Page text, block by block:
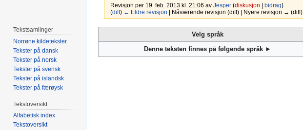
Revisjon per 19. feb. 2013 kl. 21:06 av Jesper (diskusjon bidrag)
(diff) ← Eldre revisjon | Nåværende revisjon (diff) | Nyere revisjon → (diff)
til
til
Velg språk
Denne teksten finnes på følgende språk ►
Tekstsamlinger
Norrøne kildetekster
Tekster på dansk
Tekster på norsk
Tekster på svensk
Tekster på islandsk
Tekster på færøysk
Tekstoversikt
Alfabetisk index
Tekstoversikt